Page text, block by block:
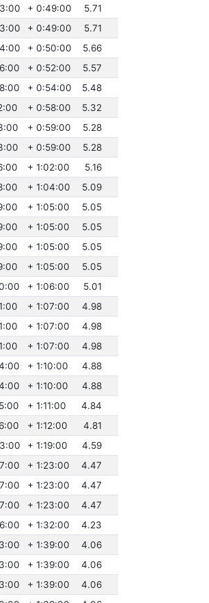
+ 0:49:00
5.71
+ 0:49:00
5.71
+ 0:50:00
5.66
+ 0:52:00
5.57
+ 0:54:00
5.48
+ 0:58:00
5.32
+ 0:59:00
5.28
+ 0:59:00
5.28
+ 1:02:00
5.16
+ 1:04:00
5.09
+ 1:05:00
5.05
+ 1:05:00
5.05
+ 1:05:00
5.05
+ 1:05:00
5.05
+ 1:06:00
5.01
+ 1:07:00
4.98
+ 1:07:00
4.98
+ 1:07:00
4.98
+ 1:10:00
4.88
+ 1:10:00
4.88
+ 1:11:00
4.84
+ 1:12:00
4.81
+ 1:19:00
4.59
+ 1:23:00
4.47
+ 1:23:00
4.47
+ 1:23:00
4.47
+ 1:32:00
4.23
+ 1:39:00
4.06
+ 1:39:00
4.06
+ 1:39:00
4.06